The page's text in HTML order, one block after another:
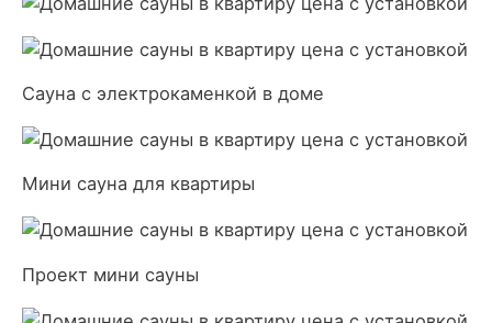
Сауна с электрокаменкой в доме
Мини сауна для квартиры
Проект мини сауны